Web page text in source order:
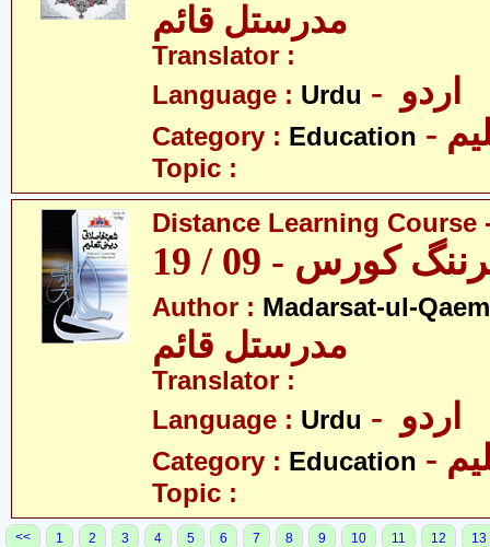
مدرستل قائم
Translator :
Language : Urdu
Category : Education
Topic :
Distance Learning Course
کورس - 09 / 19
Author : Madarsat-ul-
مدرستل قائم
Translator :
Language : Urdu
Category : Education
Topic :
<< 1 2 3 4 5 6 7 8 9 10 11 12
13